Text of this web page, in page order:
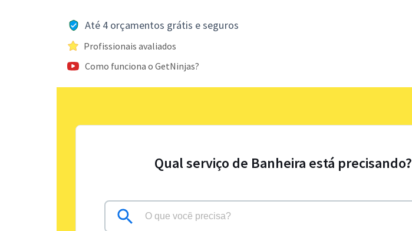
Até 4 orçamentos grátis e seguros
Profissionais avaliados
Como funciona o GetNinjas?
Qual serviço de Banheira está precisando?